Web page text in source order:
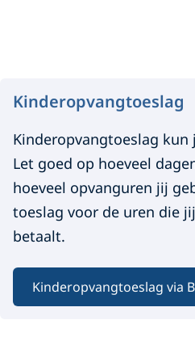
Kinderopvangtoeslag
Kinderopvangtoeslag kun
Let goed op hoeveel
hoeveel opvanguren jij
toeslag voor de uren die
betaalt.
Kinderopvangtoeslag via